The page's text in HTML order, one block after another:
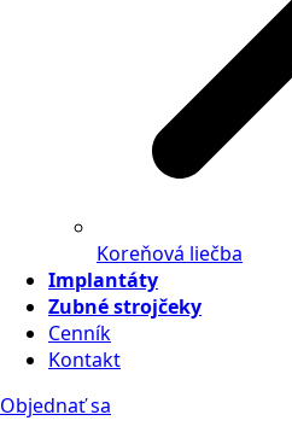
Koreňová liečba
Implantáty
Zubné strojčeky
Cenník
Kontakt
Objednať sa